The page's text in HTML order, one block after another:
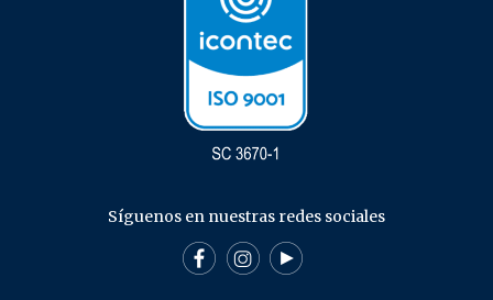
Síguenos en nuestras redes sociales